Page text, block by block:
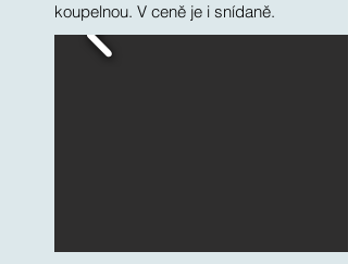
koupelnou. V ceně je i snídaně.